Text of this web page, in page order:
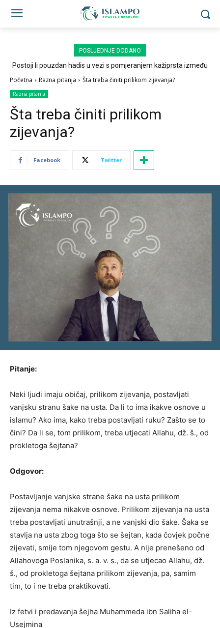
POSLJEDNJE DODANO
Postoji li pouzdan hadis u vezi s pomjeranjem kažiprsta između
Početna Razna pitanja Šta treba činiti prilikom zijevanja?
Razna pitanja
Šta treba činiti prilikom
zijevanja?
Facebook Twitter
Pitanje:
Neki ljudi imaju običaj, prilikom zijevanja, postavljati
vanjsku stranu šake na usta. Da li to ima ikakve osnove u
islamu? Ako ima, kako treba postavljati ruku? Zašto se to
čini? Da li se, tom prilikom, treba utjecati Allahu, dž. š., od
prokletoga šejtana?
Odgovor:
Postavljanje vanjske strane šake na usta prilikom
zijevanja nema nikakve osnove. Prilikom zijevanja na usta
treba postavljati unutrašnji, a ne vanjski dio šake. Šaka se
stavlja na usta zbog toga što se šejtan, kada čovjek počne
zijevati, smije tom njegovom gestu. A nije prenešeno od
Allahovoga Poslanika, s. a. v. s., da se utjecao Allahu, dž.
š., od prokletoga šejtana prilikom zijevanja, pa, samim
tim, to i ne treba praktikovati.
Iz fetvi i predavanja šejha Muhammeda ibn Saliha el-
Usejmina